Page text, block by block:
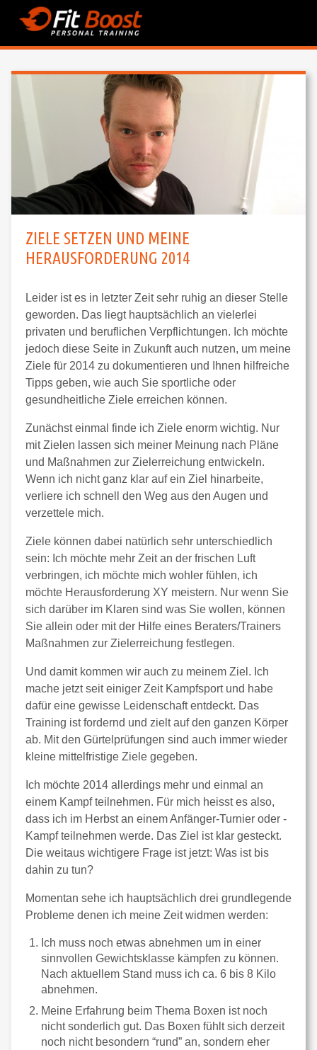
ZIELE SETZEN UND MEINE
HERAUSFORDERUNG 2014
Leider ist es in letzter Zeit sehr ruhig an dieser Stelle
geworden. Das liegt hauptsächlich an vielerlei
privaten und beruflichen Verpflichtungen. Ich möchte
jedoch diese Seite in Zukunft auch nutzen, um meine
Ziele für 2014 zu dokumentieren und Ihnen hilfreiche
Tipps geben, wie auch Sie sportliche oder
gesundheitliche Ziele erreichen können.
Zunächst einmal finde ich Ziele enorm wichtig. Nur
mit Zielen lassen sich meiner Meinung nach Pläne
und Maßnahmen zur Zielerreichung entwickeln.
Wenn ich nicht ganz klar auf ein Ziel hinarbeite,
verliere ich schnell den Weg aus den Augen und
verzettele mich.
Ziele können dabei natürlich sehr unterschiedlich
sein: Ich möchte mehr Zeit an der frischen Luft
verbringen, ich möchte mich wohler fühlen, ich
möchte Herausforderung XY meistern. Nur wenn Sie
sich darüber im Klaren sind was Sie wollen, können
Sie allein oder mit der Hilfe eines Beraters/Trainers
Maßnahmen zur Zielerreichung festlegen.
Und damit kommen wir auch zu meinem Ziel. Ich
mache jetzt seit einiger Zeit Kampfsport und habe
dafür eine gewisse Leidenschaft entdeckt. Das
Training ist fordernd und zielt auf den ganzen Körper
ab. Mit den Gürtelprüfungen sind auch immer wieder
kleine mittelfristige Ziele gegeben.
Ich möchte 2014 allerdings mehr und einmal an
einem Kampf teilnehmen. Für mich heisst es also,
dass ich im Herbst an einem Anfänger-Turnier oder -
Kampf teilnehmen werde. Das Ziel ist klar gesteckt.
Die weitaus wichtigere Frage ist jetzt: Was ist bis
dahin zu tun?
Momentan sehe ich hauptsächlich drei grundlegende
Probleme denen ich meine Zeit widmen werden:
Ich muss noch etwas abnehmen um in einer
sinnvollen Gewichtsklasse kämpfen zu können.
Nach aktuellem Stand muss ich ca. 6 bis 8 Kilo
abnehmen.
Meine Erfahrung beim Thema Boxen ist noch
nicht sonderlich gut. Das Boxen fühlt sich derzeit
noch nicht besondern “rund” an, sondern eher